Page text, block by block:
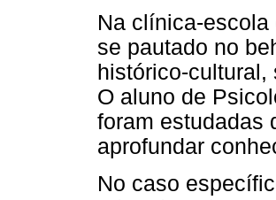
Na clínica-
se pautado no
histórico-
O aluno de
foram estudadas
aprofundar
No caso